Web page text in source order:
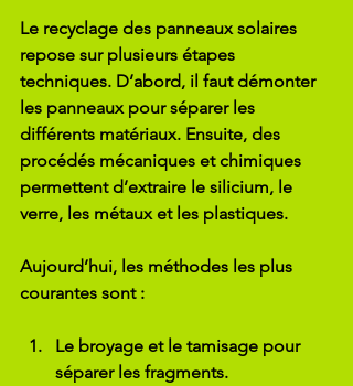
Le recyclage des panneaux solaires
repose sur plusieurs étapes
techniques. D’abord, il faut démonter
les panneaux pour séparer les
différents matériaux. Ensuite, des
procédés mécaniques et chimiques
permettent d’extraire le silicium, le
verre, les métaux et les plastiques.
Aujourd’hui, les méthodes les plus
courantes sont :
Le broyage et le tamisage pour
séparer les fragments.